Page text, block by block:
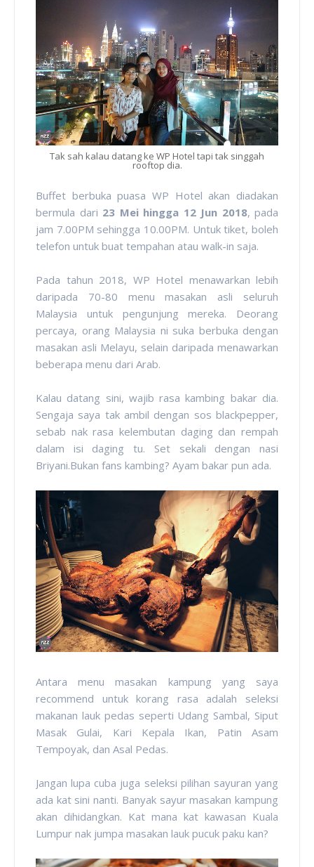
Tak sah kalau datang ke WP Hotel tapi tak singgah
rooftop dia.
Buffet berbuka puasa WP Hotel akan diadakan
bermula dari 23 Mei hingga 12 Jun 2018, pada
jam 7.00PM sehingga 10.00PM. Untuk tiket, boleh
telefon untuk buat tempahan atau walk-in saja.
Pada tahun 2018, WP Hotel menawarkan lebih
daripada 70-80 menu masakan asli seluruh
Malaysia untuk pengunjung mereka. Deorang
percaya, orang Malaysia ni suka berbuka dengan
masakan asli Melayu, selain daripada menawarkan
beberapa menu dari Arab.
Kalau datang sini, wajib rasa kambing bakar dia.
Sengaja saya tak ambil dengan sos blackpepper,
sebab nak rasa kelembutan daging dan rempah
dalam isi daging tu. Set sekali dengan nasi
Briyani.Bukan fans kambing? Ayam bakar pun ada.
Antara menu masakan kampung yang saya
recommend untuk korang rasa adalah seleksi
makanan lauk pedas seperti Udang Sambal, Siput
Masak Gulai, Kari Kepala Ikan, Patin Asam
Tempoyak, dan Asal Pedas.
Jangan lupa cuba juga seleksi pilihan sayuran yang
ada kat sini nanti. Banyak sayur masakan kampung
akan dihidangkan. Kat mana kat kawasan Kuala
Lumpur nak jumpa masakan lauk pucuk paku kan?